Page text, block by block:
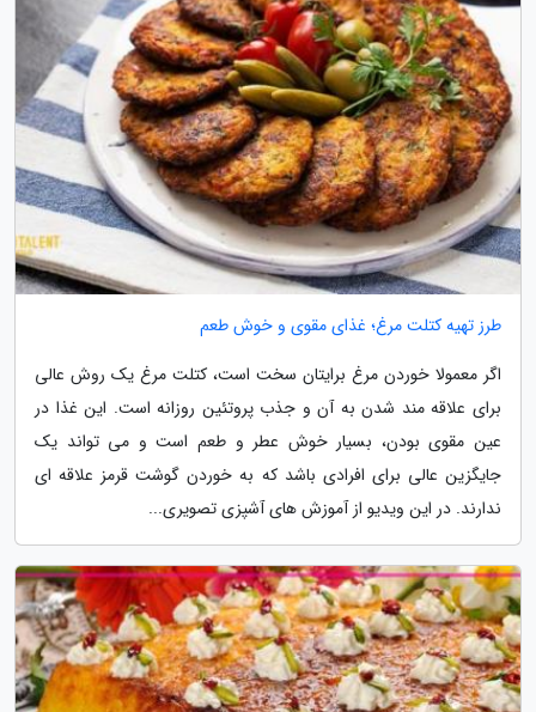
طرز تهیه کتلت مرغ؛ غذای مقوی و خوش طعم
اگر معمولا خوردن مرغ برایتان سخت است، کتلت مرغ یک روش عالی
برای علاقه مند شدن به آن و جذب پروتئین روزانه است. این غذا در
عین مقوی بودن، بسیار خوش عطر و طعم است و می تواند یک
جایگزین عالی برای افرادی باشد که به خوردن گوشت قرمز علاقه ای
ندارند. در این ویدیو از آموزش های آشپزی تصویری...